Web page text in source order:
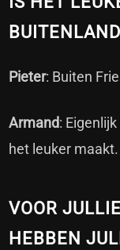
Pieter: Buiten
Armand:
het leuker maakt.
VOOR
HEBBEN